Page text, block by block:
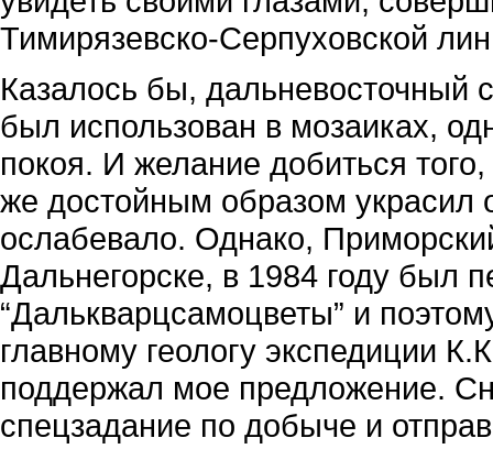
Тимирязевско-Серпуховской
Казалось бы, дальневосточный
был использован в мозаиках,
покоя. И желание добиться
же достойным образом украсил
ослабевало. Однако,
Дальнегорске, в 1984 году был
“Далькварцсамоцветы” и
главному геологу экспедиции
поддержал мое предложение.
спецзадание по добыче и